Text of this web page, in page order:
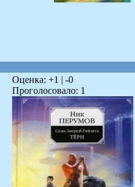
Оценка: +1 | -0
Проголосовало: 1